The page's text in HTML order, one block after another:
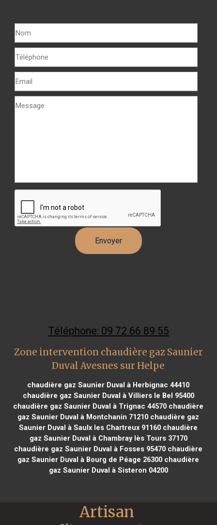
Téléphone: 09 72 66 89 55
Zone intervention chaudière gaz Saunier
Duval Avesnes sur Helpe
chaudière gaz Saunier Duval à Herbignac 44410
chaudière gaz Saunier Duval à Villiers le Bel 95400
chaudière gaz Saunier Duval à Trignac 44570 chaudière
gaz Saunier Duval à Montchanin 71210 chaudière gaz
Saunier Duval à Saulx les Chartreux 91160 chaudière
gaz Saunier Duval à Chambray lès Tours 37170
chaudière gaz Saunier Duval à Fosses 95470 chaudière
gaz Saunier Duval à Bourg de Péage 26300 chaudière
gaz Saunier Duval à Sisteron 04200
Artisan